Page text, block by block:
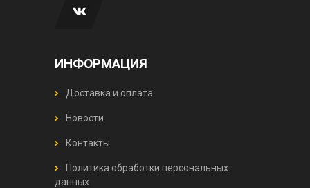
ИНФОРМАЦИЯ
Доставка и оплата
Новости
Контакты
Политика обработки персональных
данных